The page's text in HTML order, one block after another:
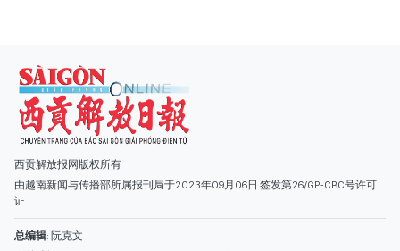
西贡解放报网版权所有
由越南新闻与传播部所属报刊局于2023年09月06日 签发第26/GP-CBC号许可
证
总编辑: 阮克文